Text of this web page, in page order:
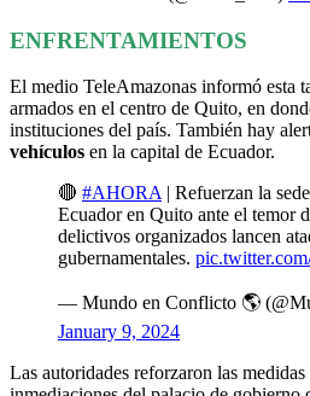
ENFRENTAMIENTOS
El medio TeleAmazonas informó esta
armados en el centro de Quito, en
instituciones del país. También hay
vehículos en la capital de Ecuador.
🔴 #AHORA| Refuerzan la
Ecuador en Quito ante el temor
delictivos organizados lancen
gubernamentales.
— Mundo en Conflicto 🌎
January 9, 2024
Las autoridades reforzaron las